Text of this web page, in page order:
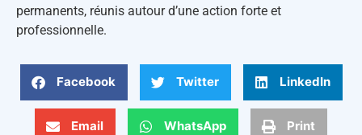
permanents, réunis autour d’une action forte et
professionnelle.
Facebook Twitter LinkedIn
Email WhatsApp Print